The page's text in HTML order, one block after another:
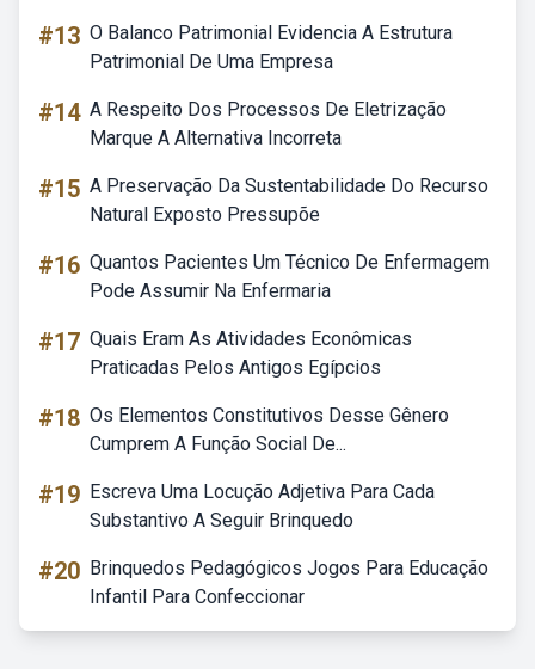
#13 O Balanco Patrimonial Evidencia A Estrutura
Patrimonial De Uma Empresa
#14 A Respeito Dos Processos De Eletrização
Marque A Alternativa Incorreta
#15 A Preservação Da Sustentabilidade Do Recurso
Natural Exposto Pressupõe
#16 Quantos Pacientes Um Técnico De Enfermagem
Pode Assumir Na Enfermaria
#17 Quais Eram As Atividades Econômicas
Praticadas Pelos Antigos Egípcios
#18 Os Elementos Constitutivos Desse Gênero
Cumprem A Função Social De...
#19 Escreva Uma Locução Adjetiva Para Cada
Substantivo A Seguir Brinquedo
#20 Brinquedos Pedagógicos Jogos Para Educação
Infantil Para Confeccionar